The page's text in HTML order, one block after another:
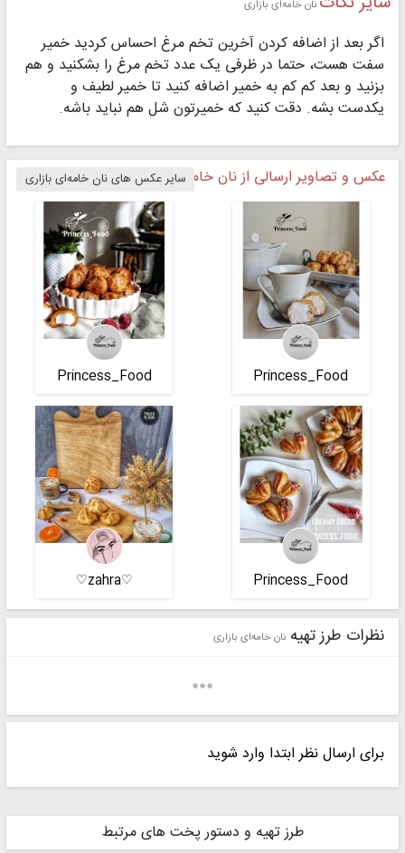
نان خامه‌ای بازاری
اگر بعد از اضافه کردن آخرین تخم مرغ احساس کردید خمیر
سفت هست، حتما در ظرفی یک عدد تخم مرغ را بشکنید و هم
بزنید و بعد کم کم به خمیر اضافه کنید تا خمیر لطیف و
یکدست بشه. دقت کنید که خمیرتون شل هم نباید باشه.
عکس و تصاویر ارسالی از نان خامه‌ای بازاریسایر عکس های نان خامه‌ای بازاری
Princess_Food
Princess_Food
Princess_Food
♡zahra♡
مامان محمد فرهام
نظرات طرز تهیه نان خامه‌ای بازاری
برای ارسال نظر ابتدا وارد شوید
طرز تهیه و دستور پخت های مرتبط